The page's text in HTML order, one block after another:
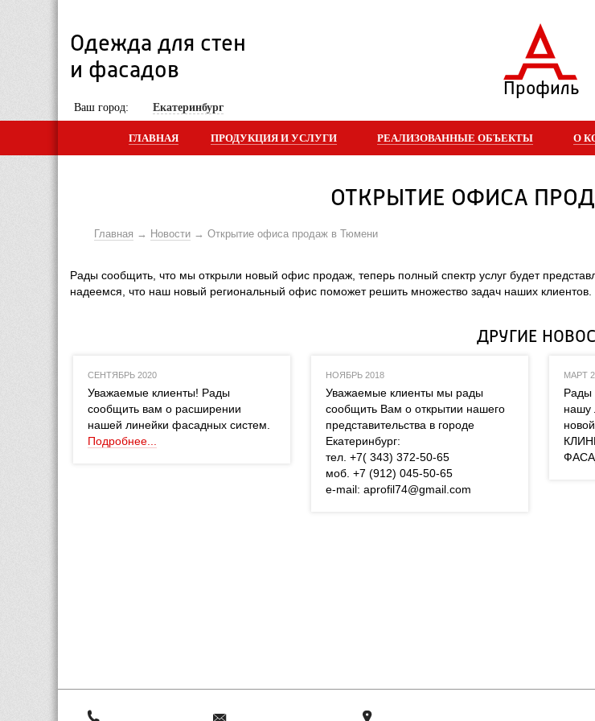
Одежда для стен
и фасадов
Профиль
Ваш город: Екатеринбург
ГЛАВНАЯ ПРОДУКЦИЯ И УСЛУГИ РЕАЛИЗОВАННЫЕ ОБЪЕКТЫ О
ОТКРЫТИЕ ОФИСА
Главная Новости Открытие офиса продаж в Тюмени
Рады сообщить, что мы открыли новый офис продаж, теперь полный спектр услуг будет
надеемся, что наш новый региональный офис поможет решить множество задач наших клиентов.
ДРУГИЕ
СЕНТЯБРЬ 2020
Уважаемые клиенты! Рады
сообщить вам о расширении
нашей линейки фасадных систем.
Подробнее...
НОЯБРЬ 2018
Уважаемые клиенты мы рады
сообщить Вам о открытии нашего
представительства в городе
Екатеринбург:
тел. +7( 343) 372-50-65
моб. +7 (912) 045-50-65
e-mail: aprofil74@gmail.com
МАРТ
Рады
нашу